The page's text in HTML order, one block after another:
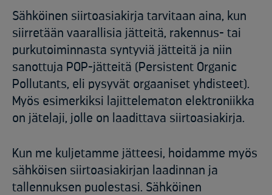
Sähköinen siirtoasiakirja tarvitaan aina, kun
siirretään vaarallisia jätteitä, rakennus- tai
purkutoiminnasta syntyviä jätteitä ja niin
sanottuja POP-jätteitä (Persistent Organic
Pollutants, eli pysyvät orgaaniset yhdisteet).
Myös esimerkiksi lajittelematon elektroniikka
on jätelaji, jolle on laadittava siirtoasiakirja.
Kun me kuljetamme jätteesi, hoidamme myös
sähköisen siirtoasiakirjan laadinnan ja
tallennuksen puolestasi. Sähköinen